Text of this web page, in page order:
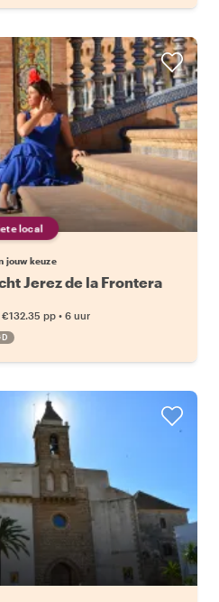
local
jouw keuze
Jerez de la Frontera
€132.35 pp • 6 uur